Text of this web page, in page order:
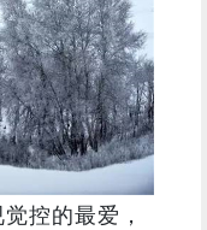
控的最爱，